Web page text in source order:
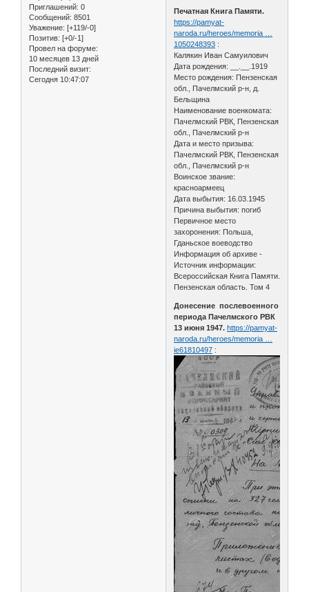
Приглашений: 0
Сообщений: 8501
Уважение: [+119/-0]
Позитив: [+0/-1]
Провел на форуме:
10 месяцев 13 дней
Последний визит:
Сегодня 10:47:07
Печатная Книга Памяти.
https://pamyat-
naroda.ru/heroes/memoria …
1050248393 :
Калякин Иван Самуилович
Дата рождения: __.__.1919
Место рождения: Пензенская
обл., Пачелмский р-н, д.
Бельщина
Наименование военкомата:
Пачелмский РВК, Пензенская
обл., Пачелмский р-н
Дата и место призыва:
Пачелмский РВК, Пензенская
обл., Пачелмский р-н
Воинское звание:
красноармеец
Дата выбытия: 16.03.1945
Причина выбытия: погиб
Первичное место
захоронения: Польша,
Гданьское воеводство
Информация об архиве -
Источник информации:
Всероссийская Книга Памяти.
Пензенская область. Том 4
Донесение послевоенного
периода Пачелмского РВК
13 июня 1947. https://pamyat-
naroda.ru/heroes/memoria …
ie61810497 :